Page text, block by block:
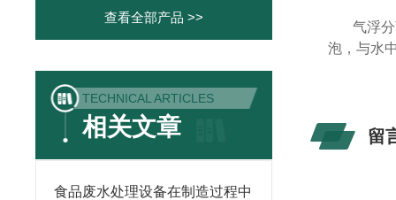
查看全部产品 >>
TECHNICAL ARTICLES
相关文章
食品废水处理设备在制造过程中
气浮
泡，与水
留